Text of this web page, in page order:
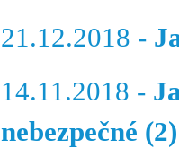
21.12.2018 -
14.11.2018 -
nebezpečné (2)